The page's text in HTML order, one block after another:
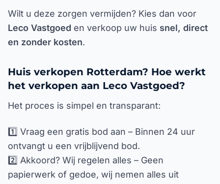
Wilt u deze zorgen vermijden? Kies dan voor
Leco Vastgoed en verkoop uw huis snel, direct
en zonder kosten.
Huis verkopen Rotterdam? Hoe werkt
het verkopen aan Leco Vastgoed?
Het proces is simpel en transparant:
1️⃣ Vraag een gratis bod aan – Binnen 24 uur
ontvangt u een vrijblijvend bod.
2️⃣ Akkoord? Wij regelen alles – Geen
papierwerk of gedoe, wij nemen alles uit